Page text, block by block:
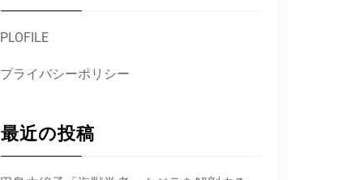
PLOFILE
プライバシーポリシー
最近の投稿